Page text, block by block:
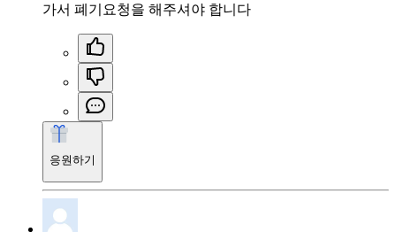
가서 폐기요청을 해주셔야 합니다
응원하기